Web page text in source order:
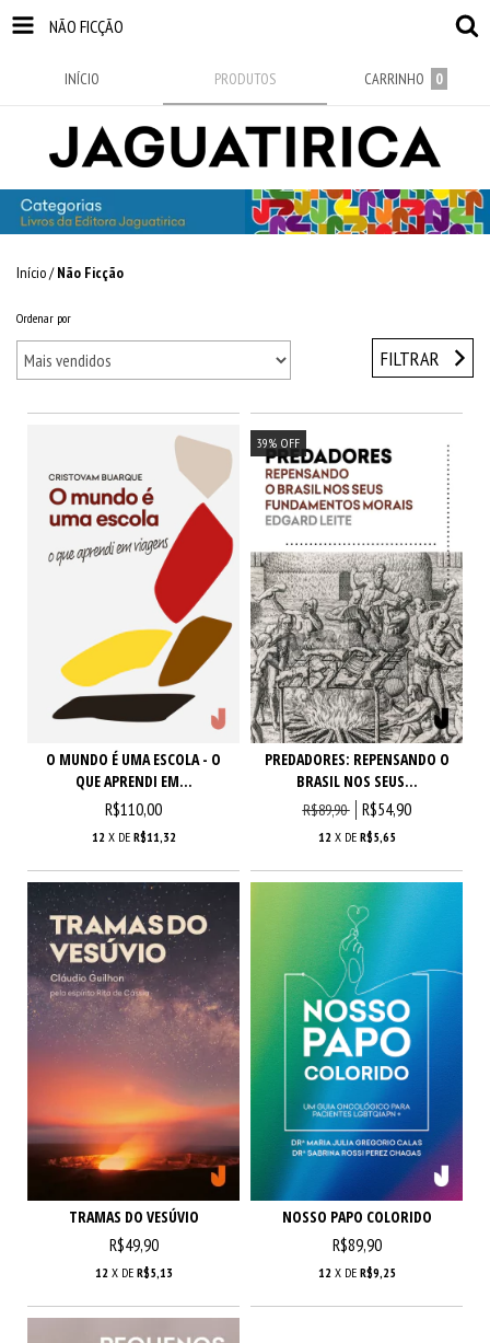
NÃO FICÇÃO
INÍCIO PRODUTOS CARRINHO 0
Início/ Não Ficção
Ordenar por
FILTRAR
O MUNDO É UMA ESCOLA - O
QUE APRENDI EM...
R$110,00
12 X DE R$11,32
39% OFF
PREDADORES: REPENSANDO O
BRASIL NOS SEUS...
R$89,90 R$54,90
12 X DE R$5,65
TRAMAS DO VESÚVIO
R$49,90
12 X DE R$5,13
NOSSO PAPO COLORIDO
R$89,90
12 X DE R$9,25